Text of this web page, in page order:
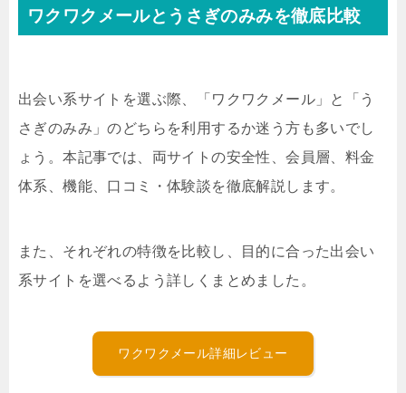
ワクワクメールとうさぎのみみを徹底比較
出会い系サイトを選ぶ際、「ワクワクメール」と「う
さぎのみみ」のどちらを利用するか迷う方も多いでし
ょう。本記事では、両サイトの安全性、会員層、料金
体系、機能、口コミ・体験談を徹底解説します。
また、それぞれの特徴を比較し、目的に合った出会い
系サイトを選べるよう詳しくまとめました。
ワクワクメール詳細レビュー